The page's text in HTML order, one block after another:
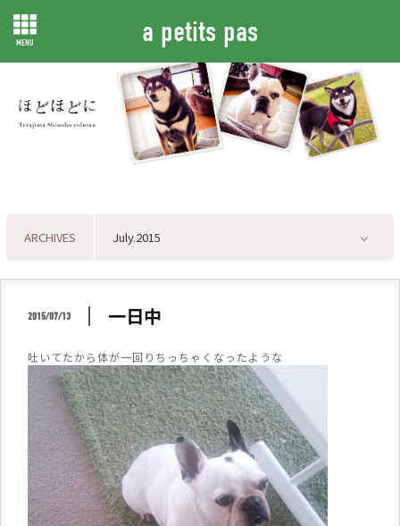
MENU a petits pas
ARCHIVES
2015/07/13 一日中
吐いてたから体が一回りちっちゃくなったような